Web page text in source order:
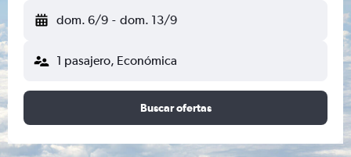
dom. 6/9 - dom. 13/9
1 pasajero, Económica
Buscar ofertas